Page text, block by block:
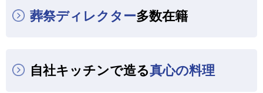
葬祭ディレクター多数在籍
自社キッチンで造る真心の料理